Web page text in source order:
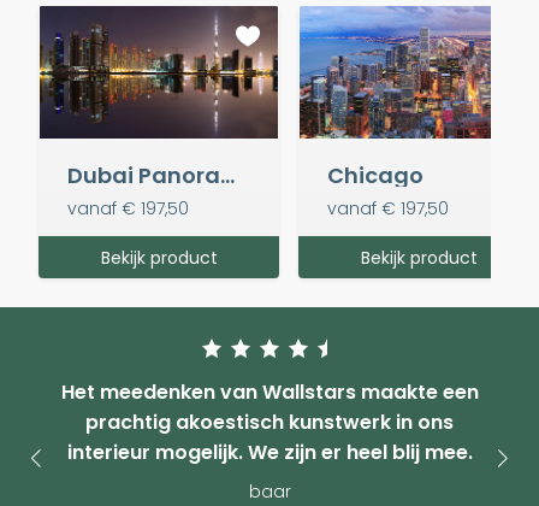
Dubai Panorama
vanaf € 197,50
Bekijk product
Chicago
vanaf € 197,50
Bekijk product
Het meedenken van Wallstars maakte een
prachtig akoestisch kunstwerk in ons
interieur mogelijk. We zijn er heel blij mee.
baar